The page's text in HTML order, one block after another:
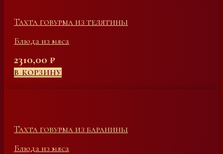
Тахта говурма из телятины
Блюда из мяса
2310,00 ₽
В КОРЗИНУ
Тахта говурма из баранины
Блюда из мяса